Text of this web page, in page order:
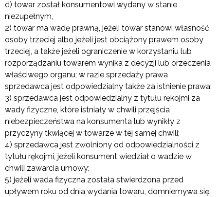
d) towar został konsumentowi wydany w stanie
niezupełnym,
2) towar ma wadę prawną, jeżeli towar stanowi własność
osoby trzeciej albo jeżeli jest obciążony prawem osoby
trzeciej, a także jeżeli ograniczenie w korzystaniu lub
rozporządzaniu towarem wynika z decyzji lub orzeczenia
właściwego organu; w razie sprzedaży prawa
sprzedawca jest odpowiedzialny także za istnienie prawa;
3) sprzedawca jest odpowiedzialny z tytułu rękojmi za
wady fizyczne, które istniały w chwili przejścia
niebezpieczeństwa na konsumenta lub wynikły z
przyczyny tkwiącej w towarze w tej samej chwili;
4) sprzedawca jest zwolniony od odpowiedzialności z
tytułu rękojmi, jeżeli konsument wiedział o wadzie w
chwili zawarcia umowy;
5) jeżeli wada fizyczna została stwierdzona przed
upływem roku od dnia wydania towaru, domniemywa się,